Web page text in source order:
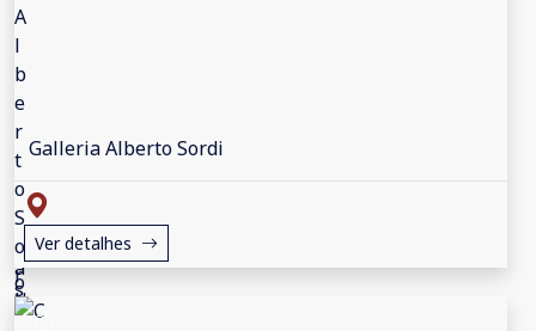
Galleria Alberto Sordi
Ver detalhes